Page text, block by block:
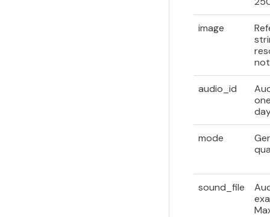
image
not
audio_id
mode
sound_file